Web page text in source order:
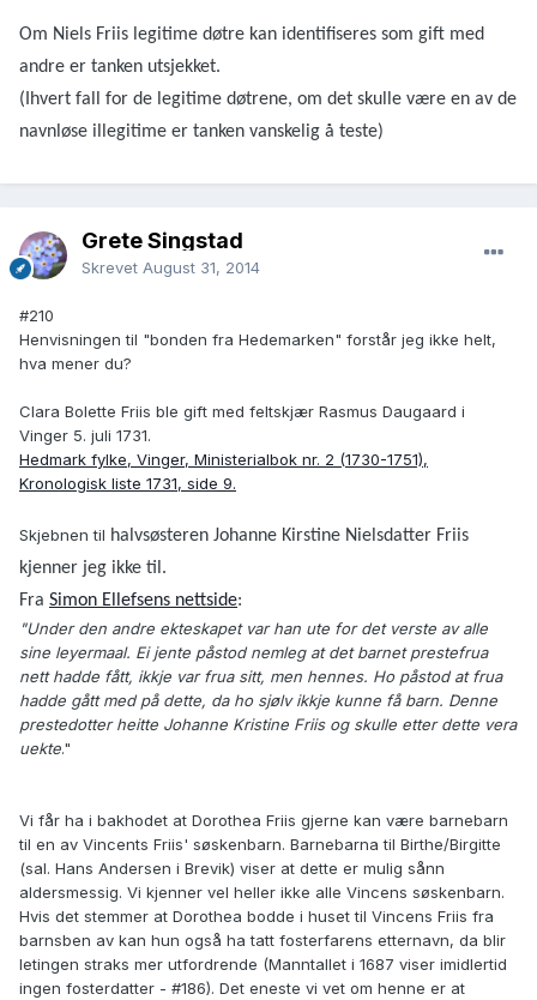
Om Niels Friis legitime døtre kan identifiseres som gift med
andre er tanken utsjekket.
(Ihvert fall for de legitime døtrene, om det skulle være en av de
navnløse illegitime er tanken vanskelig å teste)
Grete Singstad
Skrevet August 31, 2014
#210
Henvisningen til "bonden fra Hedemarken" forstår jeg ikke helt,
hva mener du?
Clara Bolette Friis ble gift med feltskjær Rasmus Daugaard i
Vinger 5. juli 1731.
Hedmark fylke, Vinger, Ministerialbok nr. 2 (1730-1751),
Kronologisk liste 1731, side 9.
Skjebnen til halvsøsteren Johanne Kirstine Nielsdatter Friis
kjenner jeg ikke til.
Fra Simon Ellefsens nettside:
"Under den andre ekteskapet var han ute for det verste av alle
sine leyermaal. Ei jente påstod nemleg at det barnet prestefrua
nett hadde fått, ikkje var frua sitt, men hennes. Ho påstod at frua
hadde gått med på dette, da ho sjølv ikkje kunne få barn. Denne
prestedotter heitte Johanne Kristine Friis og skulle etter dette vera
uekte."
Vi får ha i bakhodet at Dorothea Friis gjerne kan være barnebarn
til en av Vincents Friis' søskenbarn. Barnebarna til Birthe/Birgitte
(sal. Hans Andersen i Brevik) viser at dette er mulig sånn
aldersmessig. Vi kjenner vel heller ikke alle Vincens søskenbarn.
Hvis det stemmer at Dorothea bodde i huset til Vincens Friis fra
barnsben av kan hun også ha tatt fosterfarens etternavn, da blir
letingen straks mer utfordrende (Manntallet i 1687 viser imidlertid
ingen fosterdatter - #186). Det eneste vi vet om henne er at